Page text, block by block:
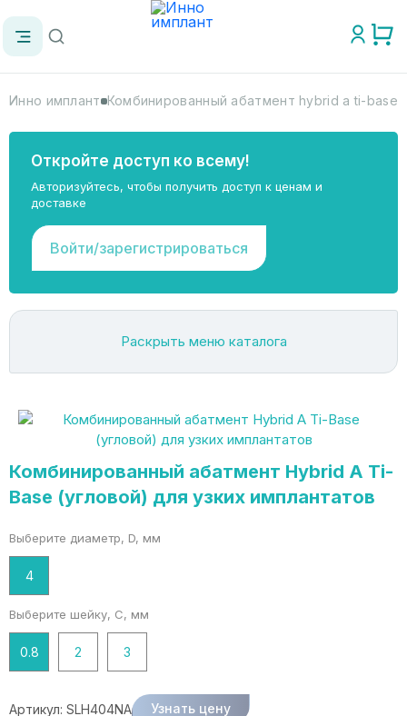
Инно имплант Комбинированный абатмент hybrid a ti-base
Откройте доступ ко всему!
Авторизуйтесь, чтобы получить доступ к ценам и
доставке
Войти/зарегистрироваться
Раскрыть меню каталога
Комбинированный абатмент Hybrid A Ti-
Base (угловой) для узких имплантатов
Выберите диаметр, D, мм
4
Выберите шейку, C, мм
0.8 2 3
Артикул: SLH404NA Узнать цену